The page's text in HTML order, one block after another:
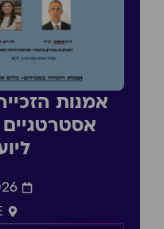
אמנות